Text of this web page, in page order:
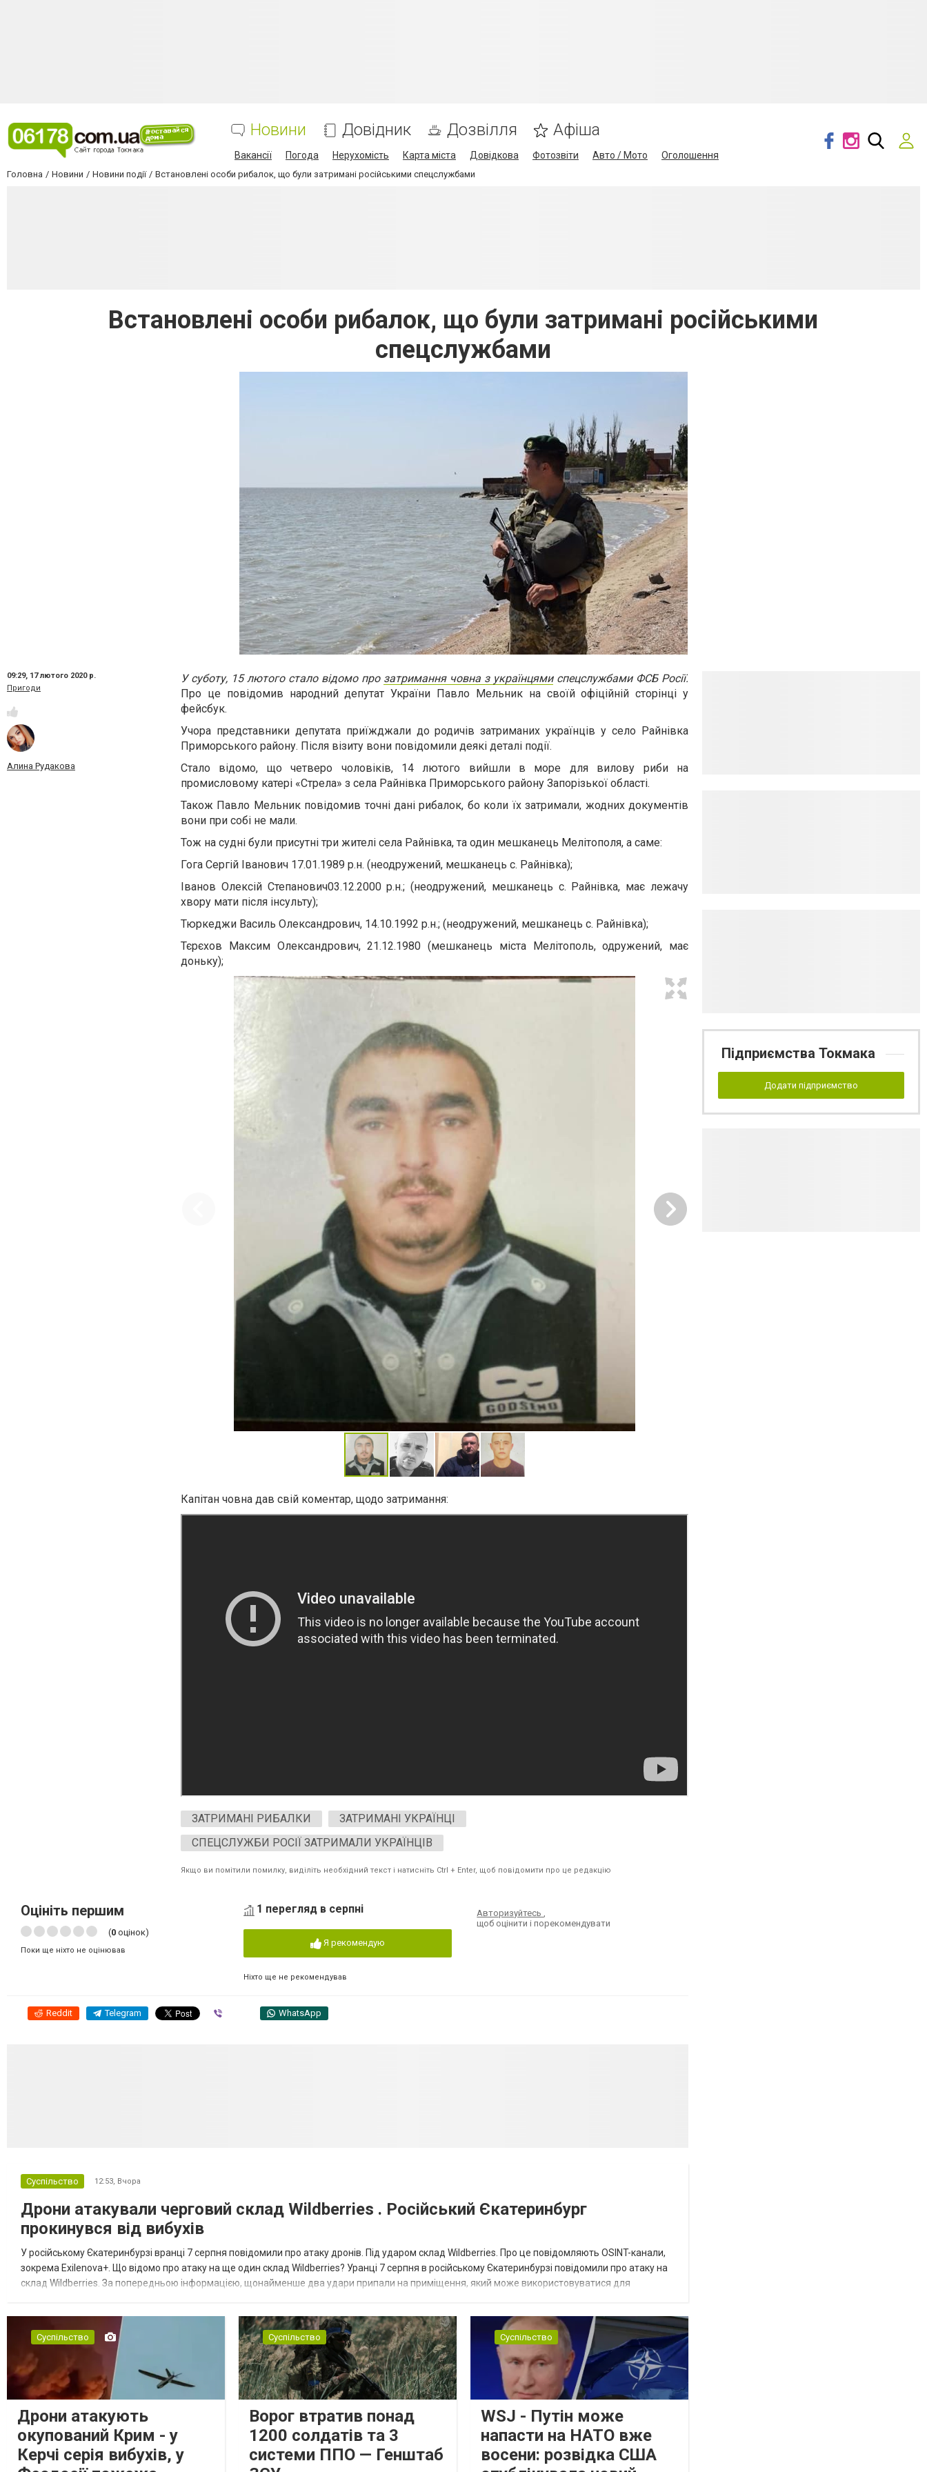
Новини Довідник Дозвілля Афіша
Вакансії Погода Нерухомість Карта міста Довідкова Фотозвіти Авто / Мото Оголошення
Головна Новини Новини події Встановлені особи рибалок, що були затримані російськими спецслужбами
Встановлені особи рибалок, що були затримані російськими
спецслужбами
09:29, 17 лютого 2020 р.
Пригоди
Алина Рудакова
У суботу, 15 лютого стало відомо про затримання човна з українцямиспецслужбами ФСБ Росії.
Про це повідомив народний депутат України Павло Мельник на своїй офіційній сторінці у
фейсбук.
Учора представники депутата приїжджали до родичів затриманих українців у село Райнівка
Приморського району. Після візиту вони повідомили деякі деталі події.
Стало відомо, що четверо чоловіків, 14 лютого вийшли в море для вилову риби на
промисловому катері «Стрела» з села Райнівка Приморського району Запорізької області.
Також Павло Мельник повідомив точні дані рибалок, бо коли їх затримали, жодних документів
вони при собі не мали.
Тож на судні були присутні три жителі села Райнівка, та один мешканець Мелітополя, а саме:
Гога Сергій Іванович 17.01.1989 р.н. (неодружений, мешканець с. Райнівка);
Іванов Олексій Степанович03.12.2000 р.н.; (неодружений, мешканець с. Райнівка, має лежачу
хвору мати після інсульту);
Тюркеджи Василь Олександрович, 14.10.1992 р.н.; (неодружений, мешканець с. Райнівка);
Тєрєхов Максим Олександрович, 21.12.1980 (мешканець міста Мелітополь, одружений, має
доньку);
Капітан човна дав свій коментар, щодо затримання:
ЗАТРИМАНІ РИБАЛКИ
ЗАТРИМАНІ УКРАЇНЦІ
СПЕЦСЛУЖБИ РОСІЇ ЗАТРИМАЛИ УКРАЇНЦІВ
Якщо ви помітили помилку, виділіть необхідний текст і натисніть Ctrl + Enter, щоб повідомити про це редакцію
Оцініть першим
(0 оцінок)
Поки ще ніхто не оцінював
1 перегляд в серпні
Я рекомендую
Ніхто ще не рекомендував
Авторизуйтесь,
щоб оцінити і порекомендувати
Reddit Telegram WhatsApp
Суспільство 12:53, Вчора
Дрони атакували черговий склад Wildberries . Російський Єкатеринбург
прокинувся від вибухів
У російському Єкатеринбурзі вранці 7 серпня повідомили про атаку дронів. Під ударом склад Wildberries. Про це повідомляють OSINT-канали,
зокрема Exilenova+. Що відомо про атаку на ще один склад Wildberries? Уранці 7 серпня в російському Єкатеринбурзі повідомили про атаку на
склад Wildberries. За попередньою інформацією, щонайменше два удари припали на приміщення, який може використовуватися для
Суспільство
Дрони атакують
окупований Крим - у
Керчі серія вибухів, у
Суспільство
Ворог втратив понад
1200 солдатів та 3
системи ППО — Генштаб
Суспільство
WSJ - Путін може
напасти на НАТО вже
восени: розвідка США
Підприємства Токмака
Додати підприємство